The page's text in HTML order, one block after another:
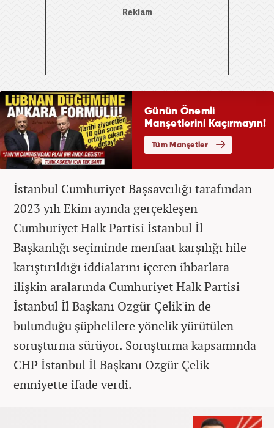
İstanbul Cumhuriyet Başsavcılığı tarafından
2023 yılı Ekim ayında gerçekleşen
Cumhuriyet Halk Partisi İstanbul İl
Başkanlığı seçiminde menfaat karşılığı hile
karıştırıldığı iddialarını içeren ihbarlara
ilişkin aralarında Cumhuriyet Halk Partisi
İstanbul İl Başkanı Özgür Çelik'in de
bulunduğu şüphelilere yönelik yürütülen
soruşturma sürüyor. Soruşturma kapsamında
CHP İstanbul İl Başkanı Özgür Çelik
emniyette ifade verdi.